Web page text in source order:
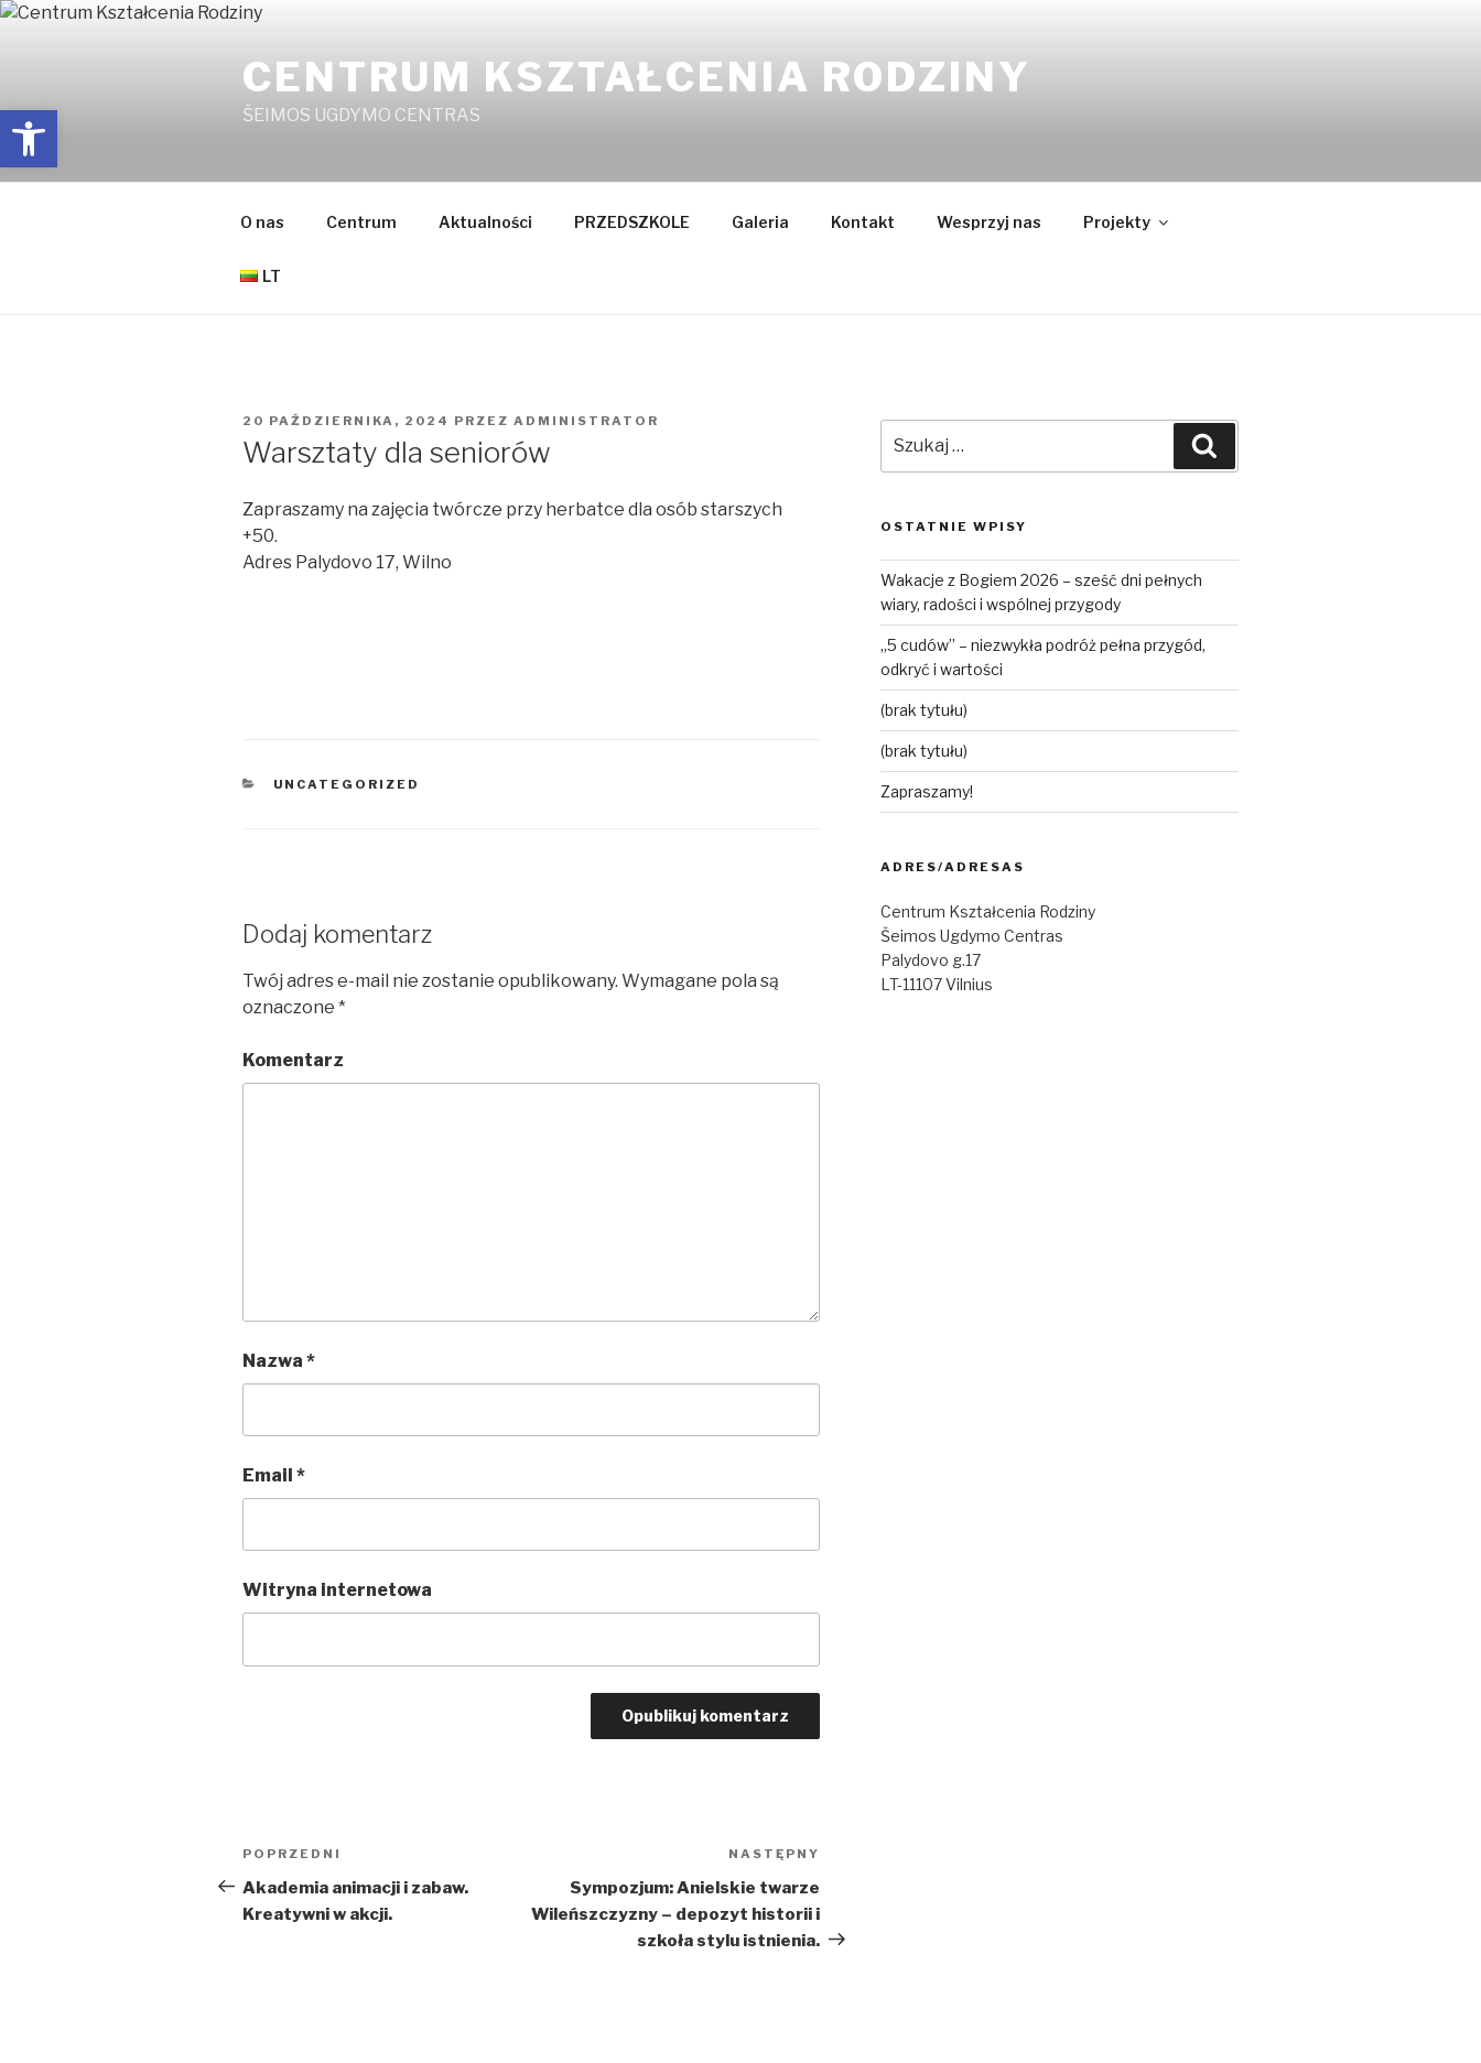
Przejdź
CENTRUM KSZTAŁCENIA RODZINY
ŠEIMOS UGDYMO CENTRAS
O nas Centrum Aktualności PRZEDSZKOLE Galeria Kontakt Wesprzyj nas Projekty
LT
OPUBLIKOWANE
W
20 PAŹDZIERNIKA, 2024 PRZEZ ADMINISTRATOR
Warsztaty dla seniorów
Zapraszamy na zajęcia twórcze przy herbatce dla osób starszych
+50.
Adres Palydovo 17, Wilno
KATEGORIE
UNCATEGORIZED
Dodaj komentarz
Twój adres e-mail nie zostanie opublikowany. Wymagane pola są
oznaczone *
Komentarz
Nazwa *
Email *
Witryna internetowa
Nawigacja
wpisu
Poprzedni
wpis
POPRZEDNI
Akademia animacji i zabaw.
Kreatywni w akcji.
NASTĘPNY
Sympozjum: Anielskie twarze
Wileńszczyzny – depozyt historii i
szkoła stylu istnienia.
OSTATNIE WPISY
Wakacje z Bogiem 2026 – sześć dni pełnych
wiary, radości i wspólnej przygody
„5 cudów” – niezwykła podróż pełna przygód,
odkryć i wartości
(brak tytułu)
(brak tytułu)
Zapraszamy!
ADRES/ADRESAS
Centrum Kształcenia Rodziny
Šeimos Ugdymo Centras
Palydovo g.17
LT-11107 Vilnius
Open toolbar